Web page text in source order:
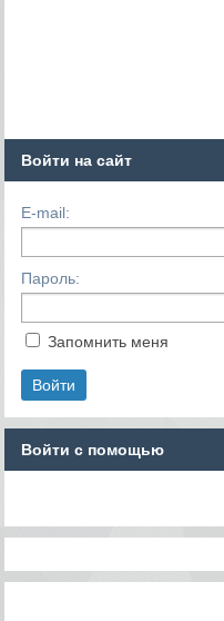
Войти на сайт
E-mail:
Пароль:
Запомнить меня
Войти с помощью